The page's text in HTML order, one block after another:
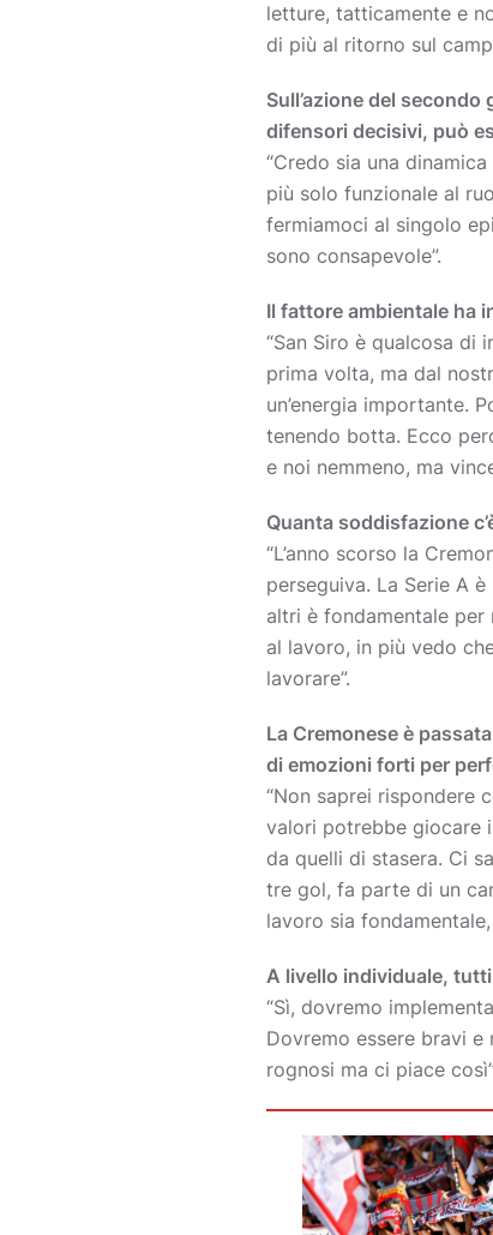
letture, tatticamente e
di più al ritorno sul
Sull’azione del
difensori decisivi, può
“Credo sia una
più solo funzionale al
fermiamoci al singolo
sono consapevole”.
Il fattore ambientale ha
“San Siro è qualcosa di
prima volta, ma dal
un’energia importante.
tenendo botta. Ecco
e noi nemmeno, ma
Quanta soddisfazione
“L’anno scorso la
perseguiva. La Serie A
altri è fondamentale
al lavoro, in più vedo
lavorare”.
La Cremonese è
di emozioni forti per
“Non saprei rispondere
valori potrebbe giocare
da quelli di stasera. Ci
tre gol, fa parte di un
lavoro sia
A livello individuale,
“Sì, dovremo
Dovremo essere bravi
rognosi ma ci piace